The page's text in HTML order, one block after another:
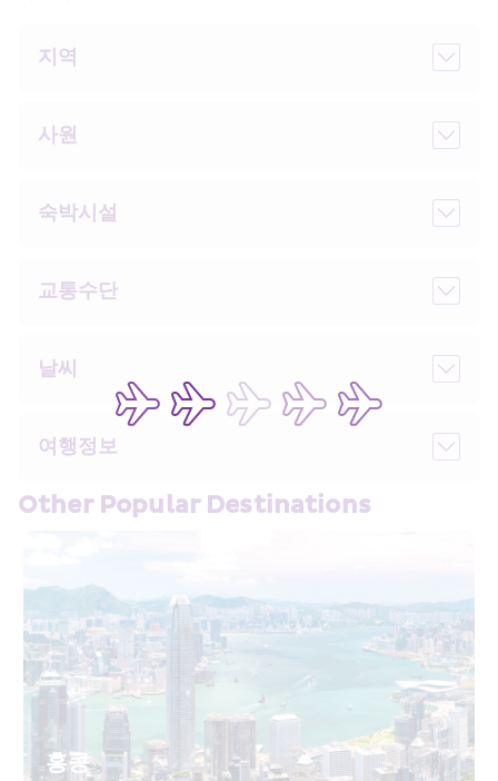
지역
사원
숙박시설
교통수단
날씨
여행정보
Other Popular Destinations
홍콩